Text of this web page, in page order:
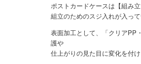
ポストカードケースは【組み
組立のためのスジ入れが入っ
表面加工として、「クリアPP
護や
仕上がりの見た目に変化を付け